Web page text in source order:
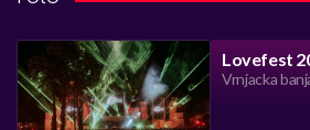
Lovefest
Vrnjacka